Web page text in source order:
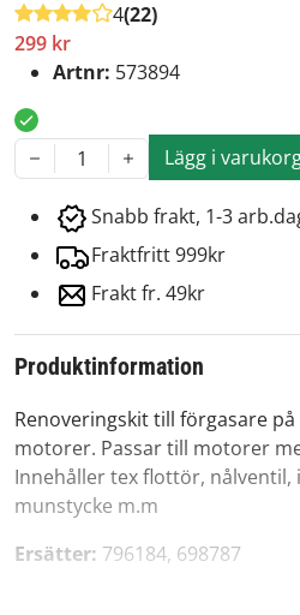
4(22)
299 kr
Artnr: 573894
1 Lägg i
Snabb frakt, 1-3
Fraktfritt 999kr
Frakt fr. 49kr
Produktinformation
Renoveringskit till förgasare
motorer. Passar till motorer
Innehåller tex flottör, nålventil,
munstycke m.m
Ersätter: 796184, 698787